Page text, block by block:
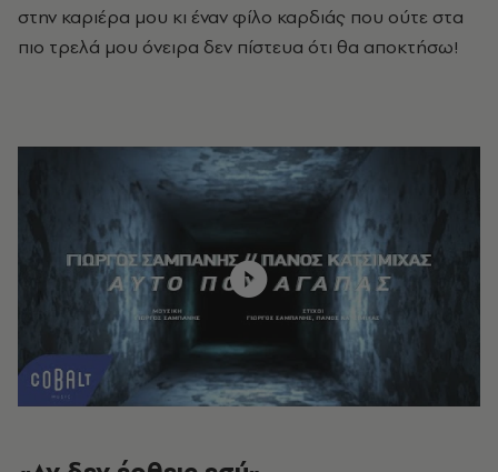
στην καριέρα μου κι έναν φίλο καρδιάς που ούτε στα
πιο τρελά μου όνειρα δεν πίστευα ότι θα αποκτήσω!